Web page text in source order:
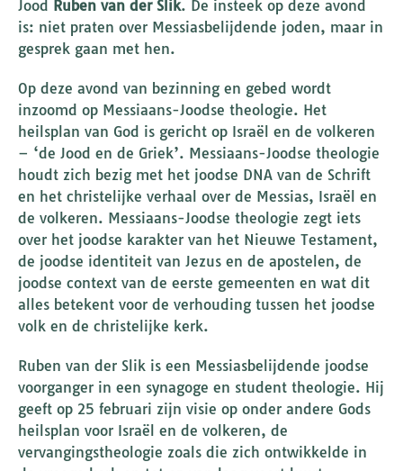
Jood Ruben van der Slik. De insteek op deze avond
is: niet praten over Messiasbelijdende joden, maar in
gesprek gaan met hen.
Op deze avond van bezinning en gebed wordt
inzoomd op Messiaans-Joodse theologie. Het
heilsplan van God is gericht op Israël en de volkeren
– ‘de Jood en de Griek’. Messiaans-Joodse theologie
houdt zich bezig met het joodse DNA van de Schrift
en het christelijke verhaal over de Messias, Israël en
de volkeren. Messiaans-Joodse theologie zegt iets
over het joodse karakter van het Nieuwe Testament,
de joodse identiteit van Jezus en de apostelen, de
joodse context van de eerste gemeenten en wat dit
alles betekent voor de verhouding tussen het joodse
volk en de christelijke kerk.
Ruben van der Slik is een Messiasbelijdende joodse
voorganger in een synagoge en student theologie. Hij
geeft op 25 februari zijn visie op onder andere Gods
heilsplan voor Israël en de volkeren, de
vervangingstheologie zoals die zich ontwikkelde in